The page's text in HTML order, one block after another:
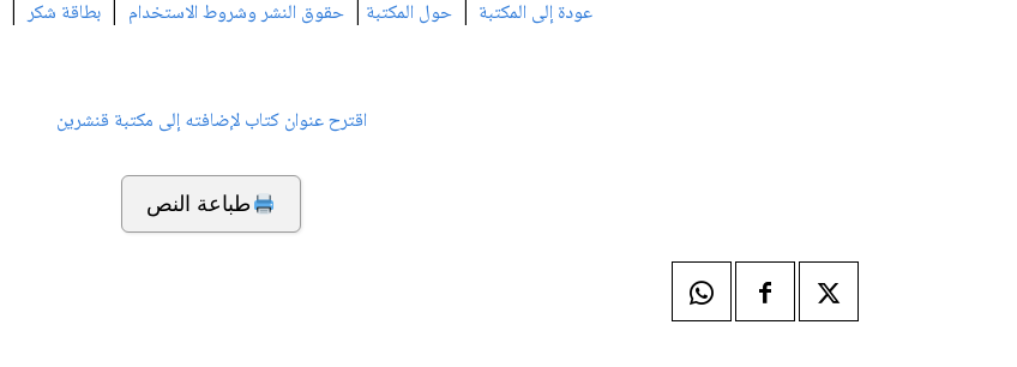
عودة إلى المكتبة | حول المكتبة | حقوق النشر وشروط الاستخدام | بطاقة شكر|
اقترح عنوان كتاب لإضافته إلى مكتبة قنشرين
طباعة النص